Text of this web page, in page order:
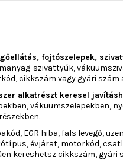
fojtószelepek,
szivattyúk,
cikkszám vagy gyári szám
alkatrészt keresel
vákuumszelepekben,
EGR hiba, fals levegő,
évjárat, motorkód,
kereshetsz cikkszám,